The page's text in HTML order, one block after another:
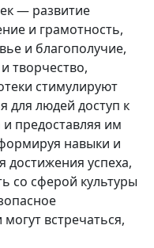
— развитие
и грамотность,
и благополучие,
творчество,
стимулируют
для людей доступ к
предоставляя им
навыки и
достижения успеха,
со сферой культуры
встречаться,